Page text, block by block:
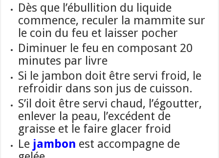
Dès que l’ébullition du liquide
commence, reculer la mammite sur
le coin du feu et laisser pocher
Diminuer le feu en composant 20
minutes par livre
Si le jambon doit être servi froid, le
refroidir dans son jus de cuisson.
S’il doit être servi chaud, l’égoutter,
enlever la peau, l’excédent de
graisse et le faire glacer froid
Le jambon est accompagne de